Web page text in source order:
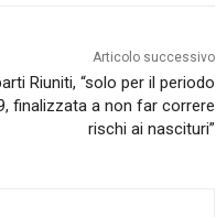
Articolo successivo
Riuniti, “solo per il periodo
finalizzata a non far correre
rischi ai nascituri”